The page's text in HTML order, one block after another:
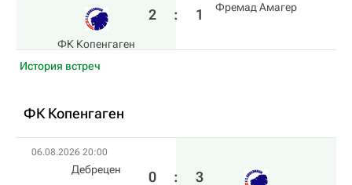
ФК Копенгаген
2 : 1 Фремад Амагер
История встреч
ФК Копенгаген
06.08.2026 20:00
Дебрецен 0 : 3